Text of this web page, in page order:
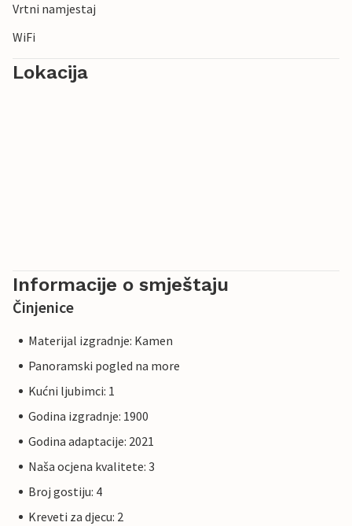
Vrtni namjestaj
WiFi
Lokacija
Informacije o smještaju
Činjenice
Materijal izgradnje: Kamen
Panoramski pogled na more
Kućni ljubimci: 1
Godina izgradnje: 1900
Godina adaptacije: 2021
Naša ocjena kvalitete: 3
Broj gostiju: 4
Kreveti za djecu: 2